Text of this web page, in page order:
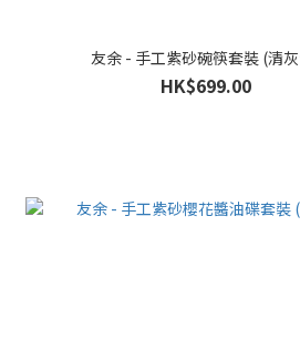
友余 - 手工紫砂碗筷套裝 (清
HK$699.00